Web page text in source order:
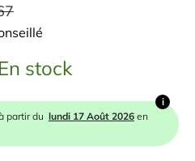
En stock
partir du lundi 17 Août 2026en
i